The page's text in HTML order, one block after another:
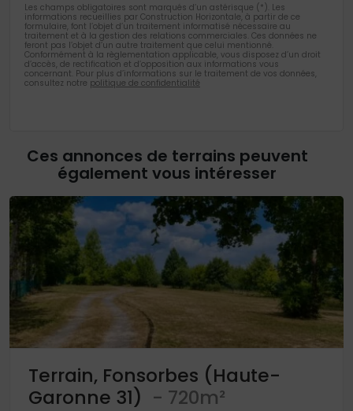
Les champs obligatoires sont marqués d’un astérisque (*). Les
informations recueillies par Construction Horizontale, à partir de ce
formulaire, font l’objet d’un traitement informatisé nécessaire au
traitement et à la gestion des relations commerciales. Ces données ne
feront pas l’objet d’un autre traitement que celui mentionné.
Conformément à la règlementation applicable, vous disposez d’un droit
d’accès, de rectification et d’opposition aux informations vous
concernant. Pour plus d’informations sur le traitement de vos données,
consultez notre politique de confidentialité
Ces annonces de terrains peuvent
également vous intéresser
Terrain, Fonsorbes (Haute-
Garonne 31) - 720m²